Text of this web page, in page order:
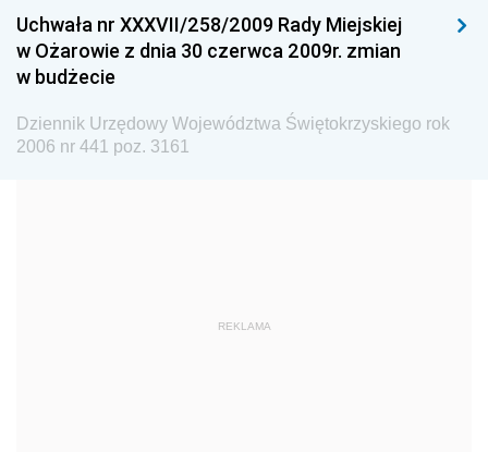
Dziennik Urzędowy Głównego Urzędu Miar
Dziennik Urzędowy Ministra Rolnictwa i Rozwoju Wsi
Sportu
Dziennik Urzędowy Ministra Edukacji i Nauki
Uchwała nr XXXVII/258/2009 Rady Miejskiej
w Ożarowie z dnia 30 czerwca 2009r. zmian
w budżecie
Dziennik Urzędowy Województwa Świętokrzyskiego rok
2006 nr 441 poz. 3161
REKLAMA